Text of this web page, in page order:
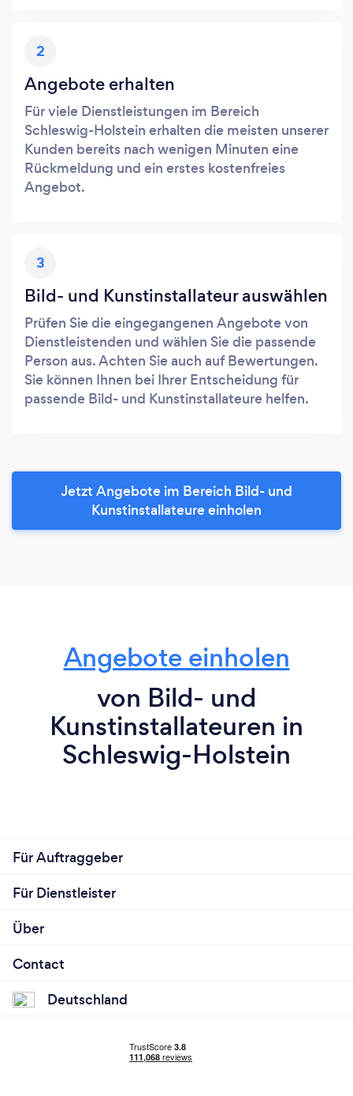
2
Angebote erhalten
Für viele Dienstleistungen im Bereich
Schleswig-Holstein erhalten die meisten unserer
Kunden bereits nach wenigen Minuten eine
Rückmeldung und ein erstes kostenfreies
Angebot.
3
Bild- und Kunstinstallateur auswählen
Prüfen Sie die eingegangenen Angebote von
Dienstleistenden und wählen Sie die passende
Person aus. Achten Sie auch auf Bewertungen.
Sie können Ihnen bei Ihrer Entscheidung für
passende Bild- und Kunstinstallateure helfen.
Jetzt Angebote im Bereich Bild- und
Kunstinstallateure einholen
Angebote einholen
von Bild- und
Kunstinstallateuren in
Schleswig-Holstein
Für Auftraggeber
Für Dienstleister
Über
Contact
Deutschland